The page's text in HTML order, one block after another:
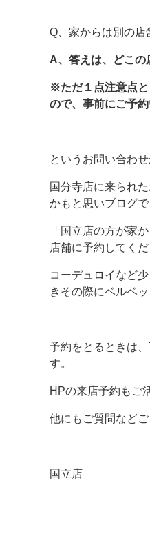
Q、家からは別の店
A、答えは、どこの
※ただ１点注意点と
ので、事前にご予
というお問い合わせ
国分寺店に来られ
かもと思いブログ
「国立店の方が家
店舗に予約してくだ
コーデュロイなど
きその際にベルベ
予約をとるときは
す。
HPの来店予約もご
他にもご質問など
国立店